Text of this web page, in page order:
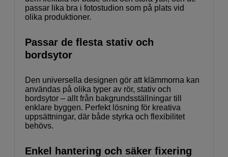
passar lika bra i fotostudion som på plats vid
olika produktioner.
Passar de flesta stativ och
bordsytor
Den universella designen gör att klämmorna kan
användas på olika typer av rör, stativ och
bordsytor – allt från bakgrundsställningar till
enklare byggen. Perfekt lösning för kreativa
uppsättningar, där både styrka och flexibilitet
behövs.
Enkel hantering och säker fixering